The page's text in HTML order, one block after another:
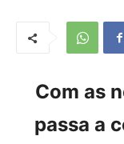
Com as
passa a